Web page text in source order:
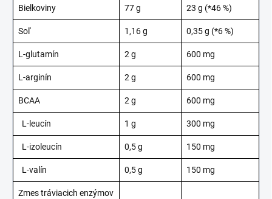
Bielkoviny 77 g 23 g (*46 %)
Soľ 1,16 g 0,35 g (*6 %)
L-glutamín 2 g 600 mg
L-arginín 2 g 600 mg
BCAA 2 g 600 mg
L-leucín 1 g 300 mg
L-izoleucín 0,5 g 150 mg
L-valín 0,5 g 150 mg
Zmes tráviacich enzýmov